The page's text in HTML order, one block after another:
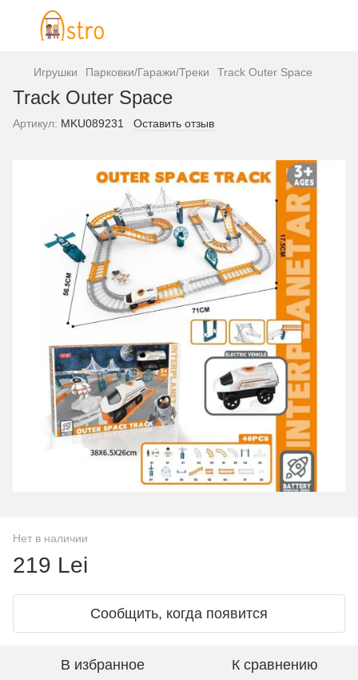
Игрушки Парковки/Гаражи/Треки Track Outer Space
Track Outer Space
Артикул: MKU089231 Оставить отзыв
Нет в наличии
219 Lei
Сообщить, когда появится
В избранное К сравнению